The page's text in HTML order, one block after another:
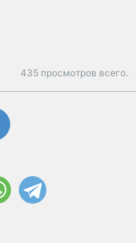
435 просмотров всего.